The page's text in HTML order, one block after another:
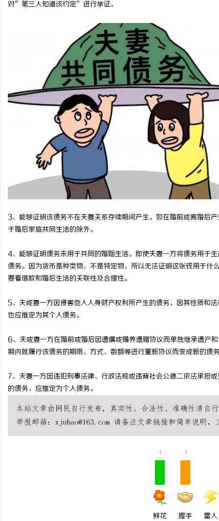
对”第三人知道该约定”进行举证。
3、能够证明该债务不在夫妻关系存续期间产生。如在婚前或离婚后
于婚后家庭共同生活的除外。
4、能够证明债务未用于共同的婚姻生活。即使夫妻一方将债务用于
债务。因为货币是种类物，不是特定物，所以无法证明这张钱用于
要看借款和婚后生活的关联性及合理性。
5、夫或妻一方因侵害他人人身财产权利所产生的债务，因其性质和
也应推定为其个人债务。
6、夫或妻一方在婚前或婚后因遗嘱或赡养遗赠协议而单独继承遗产
期内就履行该债务的期限、方式、数额等进行重新协议而变成新的债
7、夫妻一方因违犯刑事法律、行政法规或违背社会公德二依法承担
的债务，应推定为个人债务。
1
鲜花
1
握手 雷人
光切管机：现代制造业的革命性工具 2026年冷藏轻卡怎么选
链运输的降本增效最优解